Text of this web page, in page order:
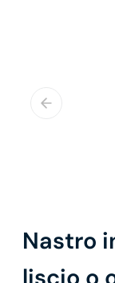
Nastro